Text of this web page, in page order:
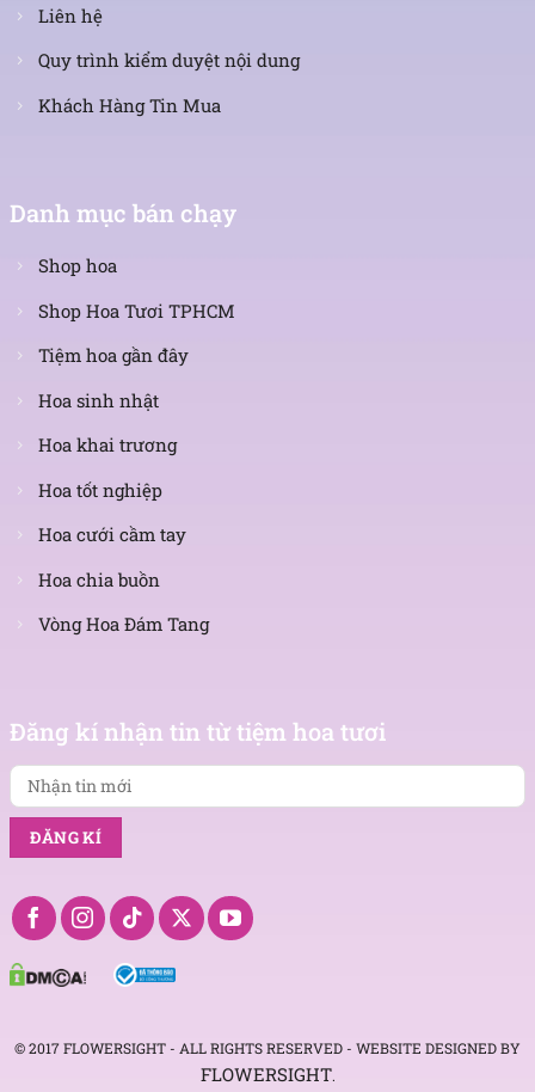
Liên hệ
Quy trình kiểm duyệt nội dung
Khách Hàng Tin Mua
Danh mục bán chạy
Shop hoa
Shop Hoa Tươi TPHCM
Tiệm hoa gần đây
Hoa sinh nhật
Hoa khai trương
Hoa tốt nghiệp
Hoa cưới cầm tay
Hoa chia buồn
Vòng Hoa Đám Tang
Đăng kí nhận tin từ tiệm hoa tươi
tin
mới
© 2017 FLOWERSIGHT - ALL RIGHTS RESERVED - WEBSITE DESIGNED BY
FLOWERSIGHT.